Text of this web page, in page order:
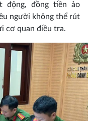
động, đồng tiền ảo
người không thể rút
cơ quan điều tra.